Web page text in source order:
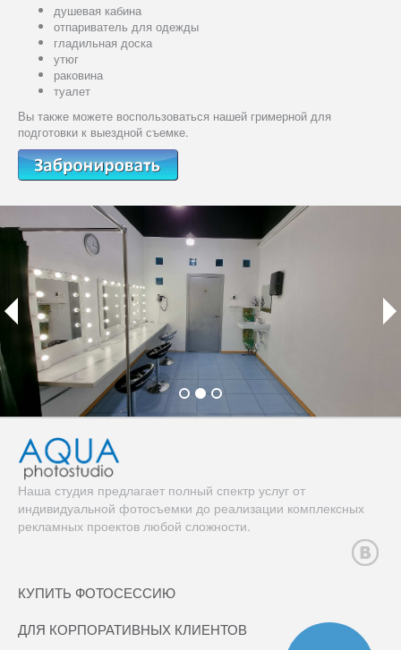
душевая кабина
отпариватель для одежды
гладильная доска
утюг
раковина
туалет
Вы также можете воспользоваться нашей гримерной для
подготовки к выездной съемке.
Наша студия предлагает полный спектр услуг от
индивидуальной фотосъемки до реализации комплексных
рекламных проектов любой сложности.
КУПИТЬ ФОТОСЕССИЮ
ДЛЯ КОРПОРАТИВНЫХ КЛИЕНТОВ